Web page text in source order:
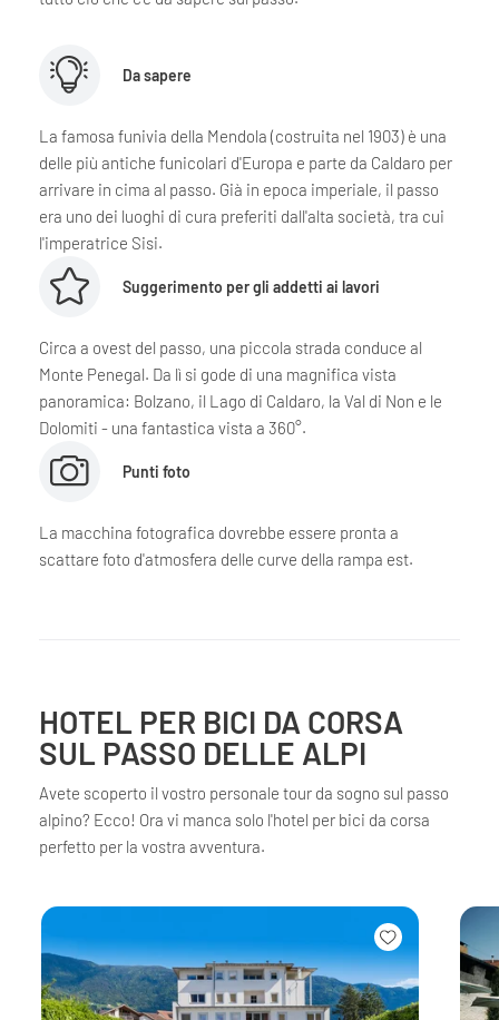
Da sapere
La famosa funivia della Mendola (costruita nel 1903) è una
delle più antiche funicolari d'Europa e parte da Caldaro per
arrivare in cima al passo. Già in epoca imperiale, il passo
era uno dei luoghi di cura preferiti dall'alta società, tra cui
l'imperatrice Sisi.
Suggerimento per gli addetti ai lavori
Circa a ovest del passo, una piccola strada conduce al
Monte Penegal. Da lì si gode di una magnifica vista
panoramica: Bolzano, il Lago di Caldaro, la Val di Non e le
Dolomiti - una fantastica vista a 360°.
Punti foto
La macchina fotografica dovrebbe essere pronta a
scattare foto d'atmosfera delle curve della rampa est.
HOTEL PER BICI DA CORSA
SUL PASSO DELLE ALPI
Avete scoperto il vostro personale tour da sogno sul passo
alpino? Ecco! Ora vi manca solo l'hotel per bici da corsa
perfetto per la vostra avventura.